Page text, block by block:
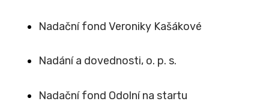
Nadační fond Veroniky Kašákové
Nadání a dovednosti, o. p. s.
Nadační fond Odolní na startu